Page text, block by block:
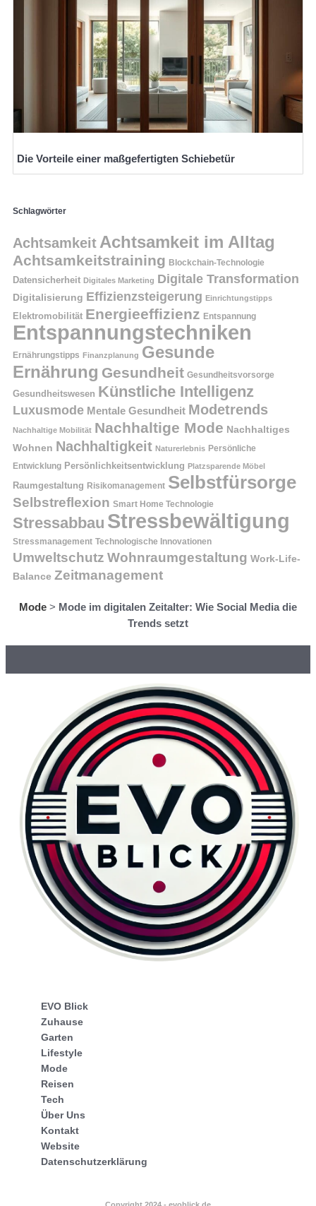
Die Vorteile einer maßgefertigten Schiebetür
Schlagwörter
Achtsamkeit Achtsamkeit im Alltag
Achtsamkeitstraining Blockchain-Technologie
Datensicherheit Digitales Marketing Digitale Transformation
Digitalisierung Effizienzsteigerung Einrichtungstipps
Elektromobilität Energieeffizienz Entspannung
Entspannungstechniken
Ernährungstipps Finanzplanung Gesunde
Ernährung Gesundheit Gesundheitsvorsorge
Gesundheitswesen Künstliche Intelligenz
Luxusmode Mentale Gesundheit Modetrends
Nachhaltige Mobilität Nachhaltige Mode Nachhaltiges
Wohnen Nachhaltigkeit Naturerlebnis Persönliche
Entwicklung Persönlichkeitsentwicklung Platzsparende Möbel
Raumgestaltung Risikomanagement Selbstfürsorge
Selbstreflexion Smart Home Technologie
Stressabbau Stressbewältigung
Stressmanagement Technologische Innovationen
Umweltschutz Wohnraumgestaltung Work-Life-
Balance Zeitmanagement
Mode > Mode im digitalen Zeitalter: Wie Social Media die
Trends setzt
EVO Blick
Zuhause
Garten
Lifestyle
Mode
Reisen
Tech
Über Uns
Kontakt
Website
Datenschutzerklärung